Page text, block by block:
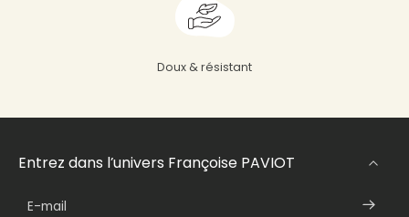
Doux & résistant
Entrez dans l’univers Françoise PAVIOT
E-mail